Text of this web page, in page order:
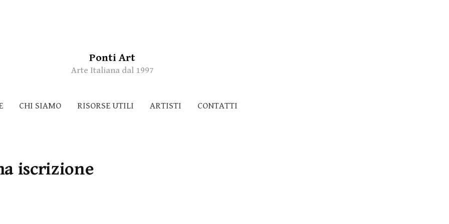
Ponti Art
Arte Italiana dal 1997
CHI SIAMO RISORSE UTILI ARTISTI CONTATTI
iscrizione